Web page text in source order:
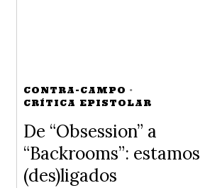
CONTRA-CAMPO ·
CRÍTICA EPISTOLAR
De “Obsession” a
“Backrooms”: estamos
(des)ligados